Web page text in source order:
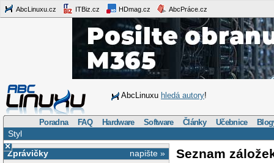
AbcLinuxu.cz ITBiz.cz HDmag.cz AbcPráce.cz
AbcLinuxu hledá autory!
Poradna FAQ Hardware Software Články Učebnice
Styl
×
napište »
Zprávičky
Seznam